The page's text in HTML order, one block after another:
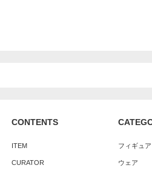
CONTENTS
ITEM
CURATOR
フィギュ
ウェア